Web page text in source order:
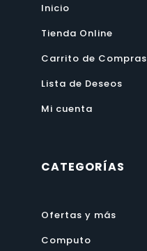
Inicio
Tienda Online
Carrito de Compras
Lista de Deseos
Mi cuenta
CATEGORÍAS
Ofertas y más
Computo